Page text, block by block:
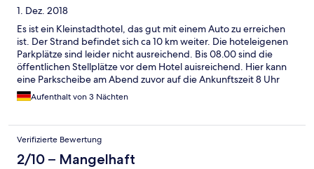
1. Dez. 2018
Es ist ein Kleinstadthotel, das gut mit einem Auto zu erreichen
ist. Der Strand befindet sich ca 10 km weiter. Die hoteleigenen
Parkplätze sind leider nicht ausreichend. Bis 08.00 sind die
öffentlichen Stellplätze vor dem Hotel auisreichend. Hier kann
eine Parkscheibe am Abend zuvor auf die Ankunftszeit 8 Uhr
gestellt werden, sodass der Parkplatz erst um 9 Uhr geräumt
sein muss.
Aufenthalt von 3 Nächten
Verifizierte Bewertung
2/10 – Mangelhaft